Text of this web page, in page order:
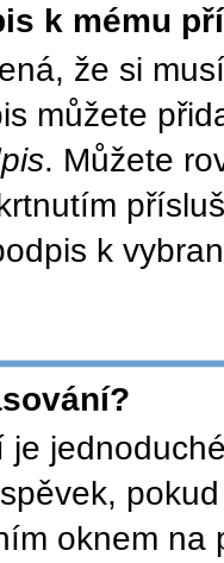
k mému
že si
můžete
. Můžete
k
oknem na